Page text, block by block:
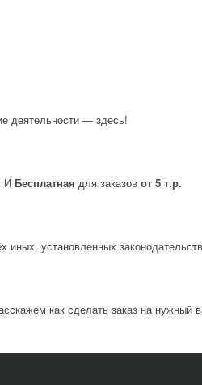
деятельности — здесь!
И Бесплатная для заказов от 5 т.р.
иных, установленных
как сделать заказ на нужный